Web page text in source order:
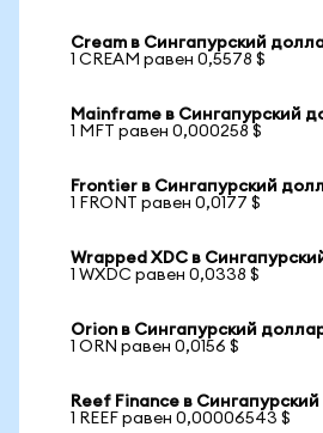
Cream в Сингапурский
1 CREAM равен 0,5578 $
Mainframe в Сингапурский
1 MFT равен 0,000258 $
Frontier в Сингапурский
1 FRONT равен 0,0177 $
Wrapped XDC в
1 WXDC равен 0,0338 $
Orion в Сингапурский
1 ORN равен 0,0156 $
Reef Finance в
1 REEF равен 0,00006543 $